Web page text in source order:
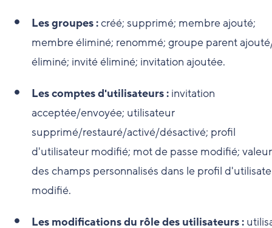
Les groupes :créé; supprimé; membre ajouté;
membre éliminé; renommé; groupe parent
éliminé; invité éliminé; invitation ajoutée.
Les comptes d'utilisateurs : invitation
acceptée/envoyée; utilisateur
supprimé/restauré/activé/désactivé; profil
d'utilisateur modifié; mot de passe modifié;
des champs personnalisés dans le profil
modifié.
Les modifications du rôle des utilisateurs :